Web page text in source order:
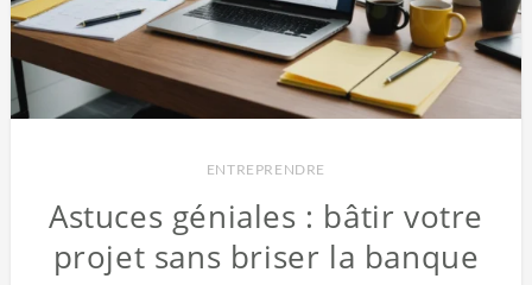
ENTREPRENDRE
Astuces géniales : bâtir votre
projet sans briser la banque